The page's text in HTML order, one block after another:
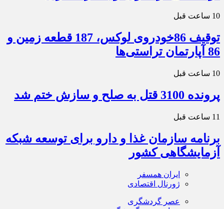
10 ساعت قبل
توقیف 86خودروی لوکس، 187 قطعه زمین و
86 آپارتمان تراستی‌ها
10 ساعت قبل
پرونده 3100 قتل به صلح و سازش ختم شد
11 ساعت قبل
برنامه سازمان غذا و دارو برای توسعه شبکه
آزمایشگاهی کشور
ایران همسفر
ژورنال اقتصادی
عصر گردشگری